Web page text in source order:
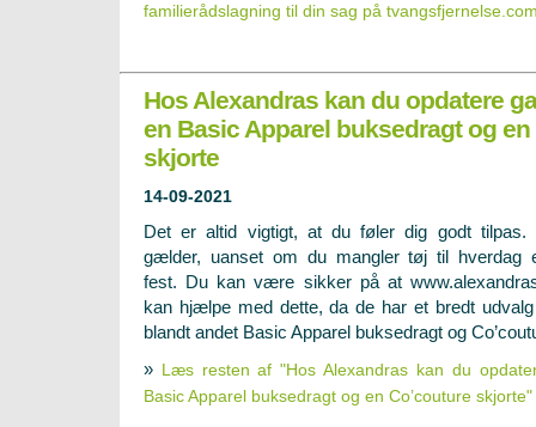
familierådslagning til din sag på
Hos Alexandras kan du opdatere
en Basic Apparel buksedragt og en
skjorte
14-09-2021
Det er altid vigtigt, at du føler dig godt tilpas.
gælder, uanset om du mangler tøj til hverdag
fest. Du kan være sikker på at
kan hjælpe med dette, da de har et bredt
blandt andet Basic Apparel buksedragt og
» Læs resten af "Hos Alexandras kan du
Basic Apparel buksedragt og en Co’couture skjorte"